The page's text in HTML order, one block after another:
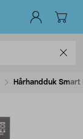
Hårhandduk